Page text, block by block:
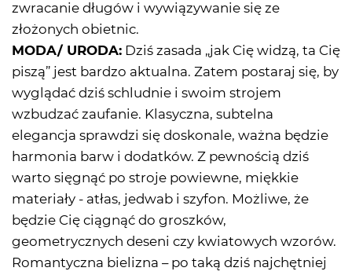
zwracanie długów i wywiązywanie się ze
złożonych obietnic.
MODA/ URODA: Dziś zasada „jak Cię widzą, ta Cię
piszą” jest bardzo aktualna. Zatem postaraj się, by
wyglądać dziś schludnie i swoim strojem
wzbudzać zaufanie. Klasyczna, subtelna
elegancja sprawdzi się doskonale, ważna będzie
harmonia barw i dodatków. Z pewnością dziś
warto sięgnąć po stroje powiewne, miękkie
materiały - atłas, jedwab i szyfon. Możliwe, że
będzie Cię ciągnąć do groszków,
geometrycznych deseni czy kwiatowych wzorów.
Romantyczna bielizna – po taką dziś najchętniej